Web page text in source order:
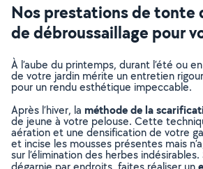
Nos prestations de tonte
de débroussaillage pour
À l’aube du printemps, durant l’été ou
de votre jardin mérite un entretien
pour un rendu esthétique impeccable.
Après l’hiver, la méthode de la
de jeune à votre pelouse. Cette
aération et une densification de votre
et incise les mousses présentes mais
sur l’élimination des herbes